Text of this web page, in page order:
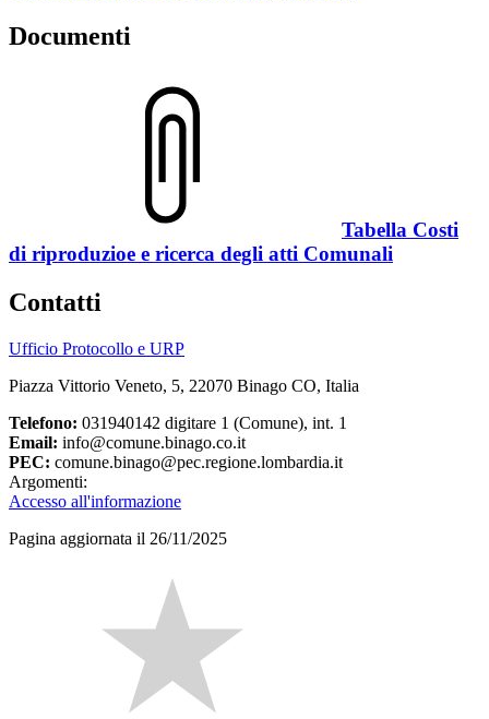
Documenti
Tabella Costi
di riproduzioe e ricerca degli atti Comunali
Contatti
Ufficio Protocollo e URP
Piazza Vittorio Veneto, 5, 22070 Binago CO, Italia
Telefono: 031940142 digitare 1 (Comune), int. 1
Email: info@comune.binago.co.it
PEC: comune.binago@pec.regione.lombardia.it
Argomenti:
Accesso all'informazione
Pagina aggiornata il 26/11/2025